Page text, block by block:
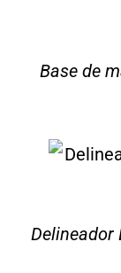
Base de
Delineador